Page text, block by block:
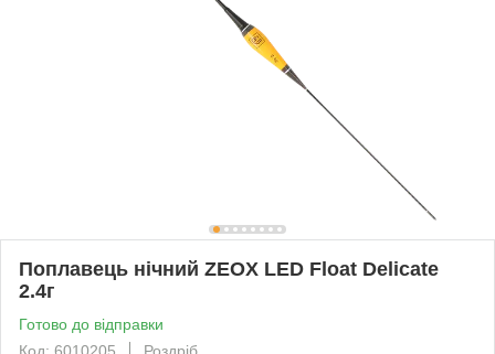
Поплавець нічний ZEOX LED Float Delicate
2.4г
Готово до відправки
Код: 6010205
Роздріб